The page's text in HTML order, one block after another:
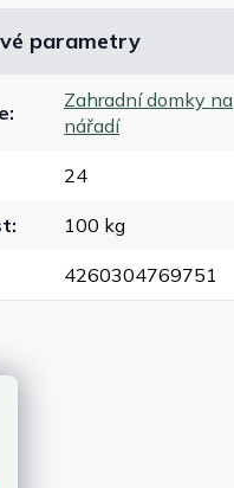
parametry
:
Zahradní domky na
nářadí
24
: 100 kg
4260304769751